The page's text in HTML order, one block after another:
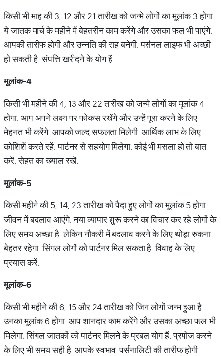
किसी भी माह की 3, 12 और 21 तारीख को जन्‍मे लोगों का मूलांक 3 होगा.
ये जातक मार्च के महीने में बेहतरीन काम करेंगे और उसका फल भी पाएंगे.
आपकी तारीफ होगी और उन्‍नति की राह बनेगी. पर्सनल लाइफ भी अच्‍छी
हो सकती है. संपत्ति खरीदने के योग हैं.
मूलांक-4
किसी भी महीने की 4, 13 और 22 तारीख को जन्‍मे लोगों का मूलांक 4
होगा. आप अपने लक्ष्‍य पर फोकस रखेंगे और उन्‍हें पूरा करने के लिए
मेहनत भी करेंगे. आपको जल्‍द सफलता मिलेगी. आर्थिक लाभ के लिए
कोशिशें करते रहें. पार्टनर से सहयोग मिलेगा. कोई भी मसला हो तो बात
करें. सेहत का ख्‍याल रखें.
मूलांक-5
किसी महीने की 5, 14, 23 तारीख को पैदा हुए लोगों का मूलांक 5 होगा.
जीवन में बदलाव आएंगे. नया व्‍यापार शुरू करने का विचार कर रहे लोगों के
लिए समय अच्‍छा है. लेकिन नौकरी में बदलाव करने के लिए थोड़ा रुकना
बेहतर रहेगा. सिंगल लोगों को पार्टनर मिल सकता है. विवाह के लिए
प्रयास करें.
मूलांक-6
किसी भी महीने की 6, 15 और 24 तारीख को जिन लोगों जन्म हुआ है
उनका मूलांक 6 होगा. आप शानदार काम करेंगे और उसका अच्‍छा फल भी
मिलेगा. सिंगल जातकों को पार्टनर मिलने के प्रबल योग हैं. प्रपोज करने
के लिए भी समय सही है. आपके स्‍वभाव-पर्सनालिटी की तारीफ होगी.